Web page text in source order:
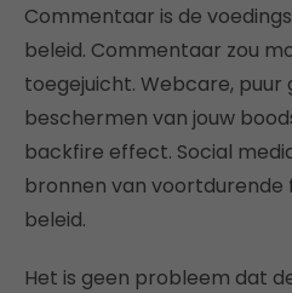
Commentaar is de
beleid. Commentaar zou
toegejuicht. Webcare,
beschermen van jouw
backfire effect. Social
bronnen van voortdurende
beleid.
Het is geen probleem dat